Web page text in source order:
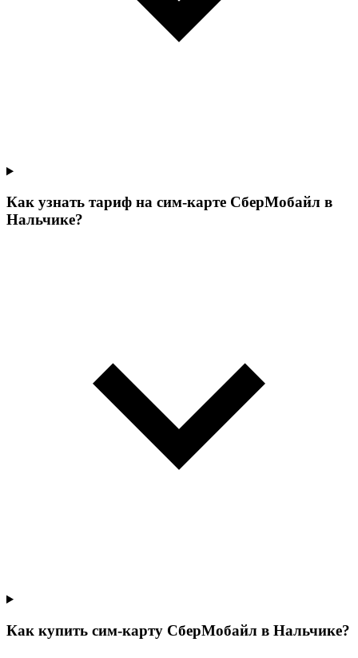
Как узнать тариф на сим-карте СберМобайл в
Нальчике?
Как купить сим-карту СберМобайл в Нальчике?